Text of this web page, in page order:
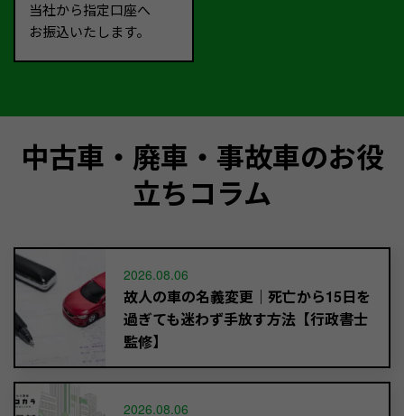
当社から指定口座へ
お振込いたします。
中古車・廃車・事故車のお役
立ちコラム
2026.08.06
故人の車の名義変更｜死亡から15日を
過ぎても迷わず手放す方法【行政書士
監修】
2026.08.06